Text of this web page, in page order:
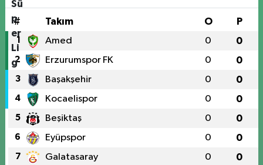
# Takım O P
1 Amed 0 0
2 Erzurumspor FK 0 0
3 Başakşehir 0 0
4 Kocaelispor 0 0
5 Beşiktaş 0 0
6 Eyüpspor 0 0
7 Galatasaray 0 0